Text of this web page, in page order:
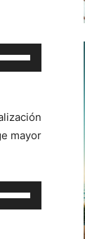
abajo
mayor